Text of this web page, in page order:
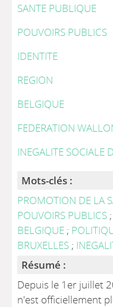
SANTE PUBLIQUE
POUVOIRS PUBLICS
IDENTITE
REGION
BELGIQUE
FEDERATION
INEGALITE SOCIALE
Mots-clés :
PROMOTION DE LA
POUVOIRS PUBLICS ;
BELGIQUE ;
BRUXELLES ;
Résumé :
Depuis le 1er juillet
n'est officiellement